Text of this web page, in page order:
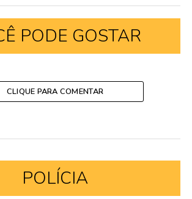
PODE GOSTAR
CLIQUE PARA COMENTAR
POLÍCIA